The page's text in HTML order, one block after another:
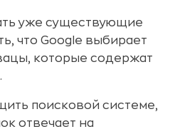
уже существующие
что Google выбирает
которые содержат
поисковой системе,
отвечает на